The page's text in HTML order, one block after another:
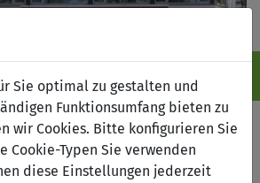
Sie optimal zu gestalten und
Funktionsumfang bieten zu
wir Cookies. Bitte konfigurieren Sie
Cookie-Typen Sie verwenden
diese Einstellungen jederzeit
online
Fund melden